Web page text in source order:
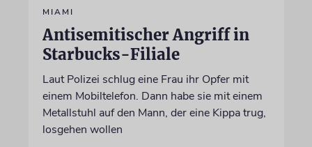
MIAMI
Antisemitischer Angriff in
Starbucks-Filiale
Laut Polizei schlug eine Frau ihr Opfer mit
einem Mobiltelefon. Dann habe sie mit einem
Metallstuhl auf den Mann, der eine Kippa trug,
losgehen wollen